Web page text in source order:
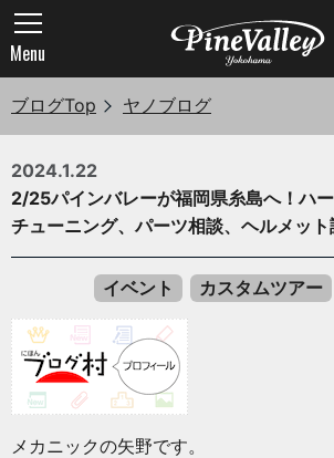
Menu
ブログTop ヤノブログ
2024.1.22
2/25パインバレーが福岡県糸島へ！ハ
チューニング、パーツ相談、ヘルメット
イベント カスタムツアー
メカニックの矢野です。